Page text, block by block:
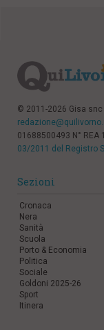
© 2011-2026 Gisa
01688500493 N° REA
03/2011 del Registro
Sezioni
Cronaca
Nera
Sanità
Scuola
Porto & Economia
Politica
Sociale
Goldoni 2025-26
Sport
Itinera